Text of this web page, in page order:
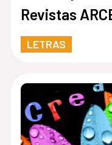
Revistas
LETRAS